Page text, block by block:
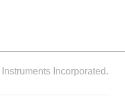
Incorporated.